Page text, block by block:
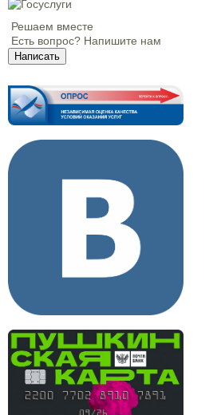
Решаем вместе
Есть вопрос? Напишите нам
Написать